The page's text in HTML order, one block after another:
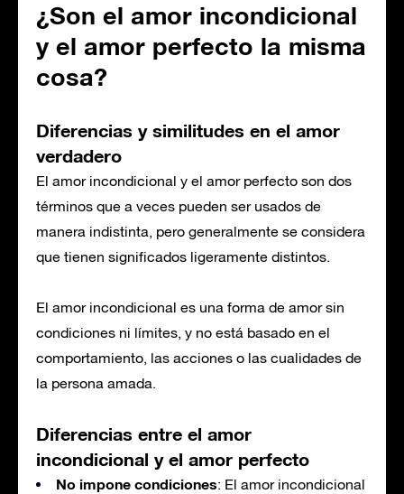
¿Son el amor incondicional
y el amor perfecto la misma
cosa?
Diferencias y similitudes en el amor
verdadero
El amor incondicional y el amor perfecto son dos
términos que a veces pueden ser usados de
manera indistinta, pero generalmente se considera
que tienen significados ligeramente distintos.
El amor incondicional es una forma de amor sin
condiciones ni límites, y no está basado en el
comportamiento, las acciones o las cualidades de
la persona amada.
Diferencias entre el amor
incondicional y el amor perfecto
No impone condiciones: El amor incondicional